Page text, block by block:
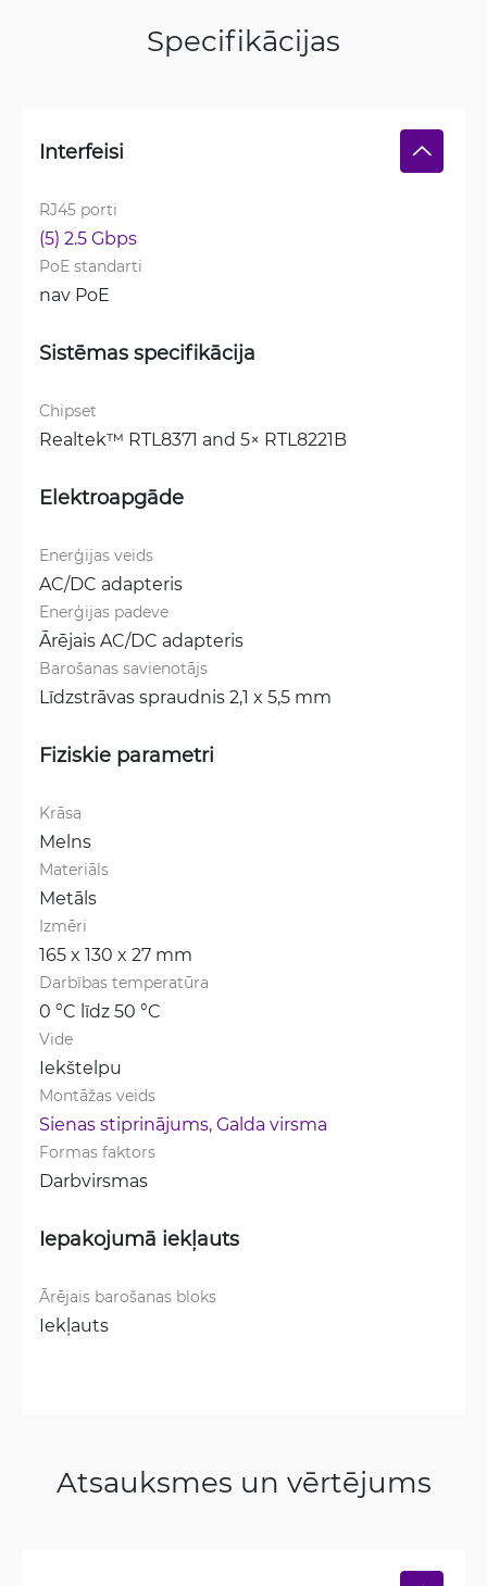
Specifikācijas
Interfeisi
RJ45 porti
(5) 2.5 Gbps
PoE standarti
nav PoE
Sistēmas specifikācija
Chipset
Realtek™ RTL8371 and 5× RTL8221B
Elektroapgāde
Enerģijas veids
AC/DC adapteris
Enerģijas padeve
Ārējais AC/DC adapteris
Barošanas savienotājs
Līdzstrāvas spraudnis 2,1 x 5,5 mm
Fiziskie parametri
Krāsa
Melns
Materiāls
Metāls
Izmēri
165 x 130 x 27 mm
Darbības temperatūra
0 °C līdz 50 °C
Vide
Iekštelpu
Montāžas veids
Sienas stiprinājums, Galda virsma
Formas faktors
Darbvirsmas
Iepakojumā iekļauts
Ārējais barošanas bloks
Iekļauts
Atsauksmes un vērtējums